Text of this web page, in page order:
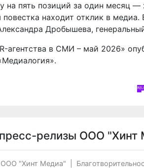
на пять позиций за один месяц
повестка находит отклик в
Дробышева,
агентства в СМИ – май 2026»
релизы ООО "Хинт
ООО "Хинт Медиа"